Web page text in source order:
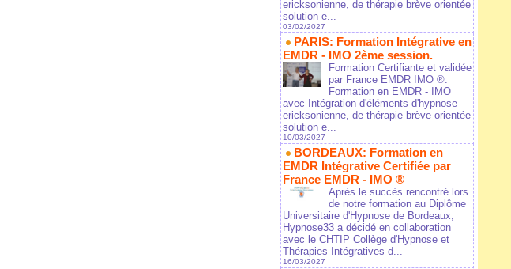
ericksonienne, de thérapie brève orientée
solution e...
03/02/2027
PARIS: Formation Intégrative en
EMDR - IMO 2ème session.
Formation Certifiante et validée
par France EMDR IMO ®.
Formation en EMDR - IMO
avec Intégration d'éléments d'hypnose
ericksonienne, de thérapie brève orientée
solution e...
10/03/2027
BORDEAUX: Formation en
EMDR Intégrative Certifiée par
France EMDR - IMO ®
Après le succès rencontré lors
de notre formation au Diplôme
Universitaire d'Hypnose de Bordeaux,
Hypnose33 a décidé en collaboration
avec le CHTIP Collège d'Hypnose et
Thérapies Intégratives d...
16/03/2027